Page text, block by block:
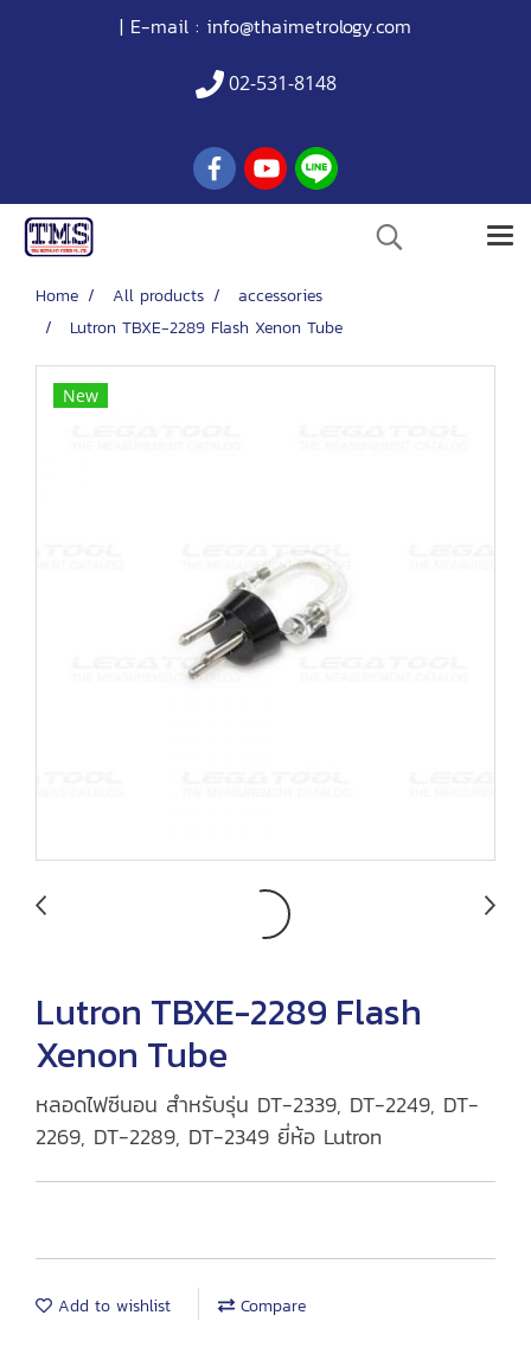
| E-mail : info@thaimetrology.com
02-531-8148
Home All products
accessories
Lutron TBXE-2289 Flash Xenon Tube
New
Lutron TBXE-2289 Flash
Xenon Tube
หลอดไฟซีนอน สำหรับรุ่น DT-2339, DT-2249, DT-
2269, DT-2289, DT-2349 ยี่ห้อ Lutron
Add to wishlist Compare